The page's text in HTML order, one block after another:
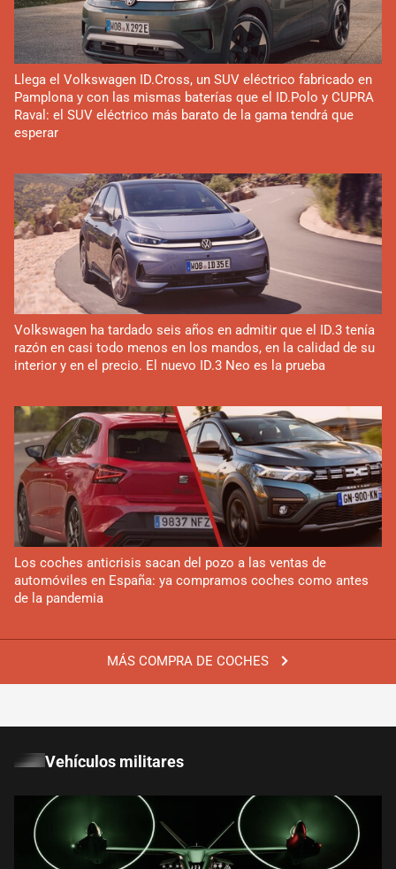
MÁS COMPRA DE COCHES
Llega el Volkswagen ID.Cross, un SUV eléctrico fabricado en
Pamplona y con las mismas baterías que el ID.Polo y CUPRA
Raval: el SUV eléctrico más barato de la gama tendrá que
esperar
Volkswagen ha tardado seis años en admitir que el ID.3 tenía
razón en casi todo menos en los mandos, en la calidad de su
interior y en el precio. El nuevo ID.3 Neo es la prueba
Los coches anticrisis sacan del pozo a las ventas de
automóviles en España: ya compramos coches como antes
de la pandemia
Vehículos militares